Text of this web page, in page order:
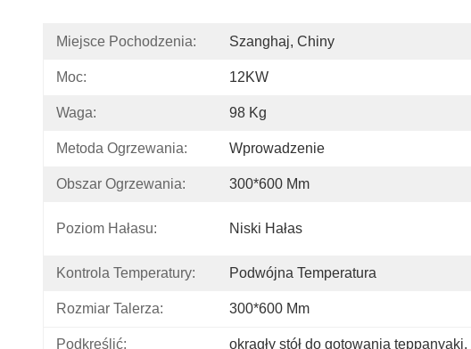
Miejsce Pochodzenia: Szanghaj, Chiny
Moc: 12KW
Waga: 98 Kg
Metoda Ogrzewania: Wprowadzenie
Obszar Ogrzewania: 300*600 Mm
Poziom Hałasu: Niski Hałas
Kontrola Temperatury: Podwójna Temperatura
Rozmiar Talerza: 300*600 Mm
Podkreślić: okrągły stół do gotowania teppanyaki,